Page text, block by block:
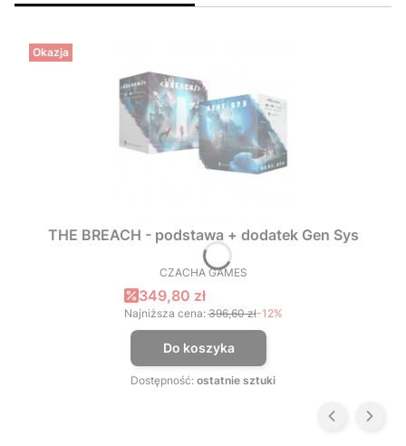
Okazja
THE BREACH - podstawa + dodatek Gen Sys
PRODUCENT
CZACHA GAMES
Cena promocyjna
349,80 zł
Najniższa cena: 396,60 zł-12%
Do koszyka
Dostępność: ostatnie sztuki